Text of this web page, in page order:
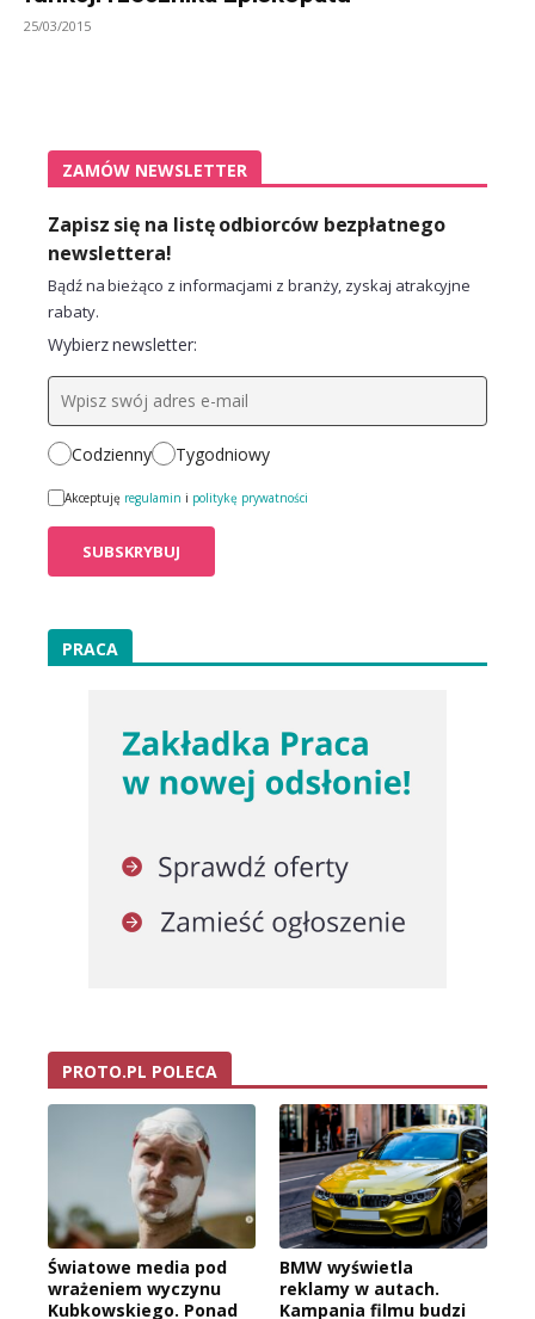
25/03/2015
ZAMÓW NEWSLETTER
Zapisz się na listę odbiorców bezpłatnego
newslettera!
Bądź na bieżąco z informacjami z branży, zyskaj atrakcyjne
rabaty.
Wybierz newsletter:
Codzienny Tygodniowy
Akceptuję regulamin i politykę prywatności
PRACA
PROTO.PL POLECA
Światowe media pod
wrażeniem wyczynu
Kubkowskiego. Ponad
BMW wyświetla
reklamy w autach.
Kampania filmu budzi